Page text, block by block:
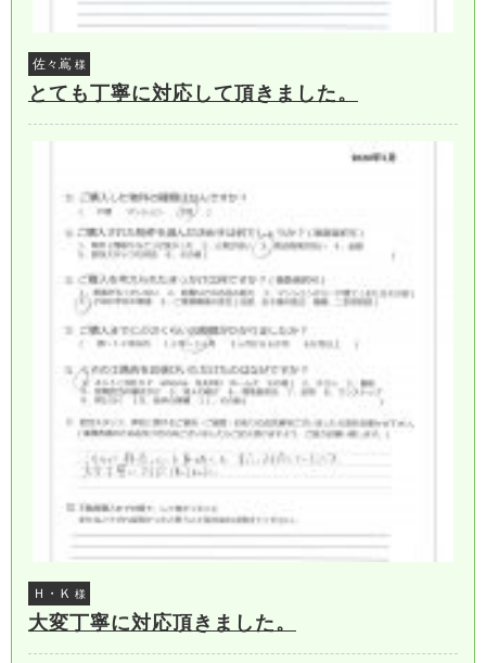
佐々嶌 様
とても丁寧に対応して頂きました。
Ｈ・Ｋ 様
大変丁寧に対応頂きました。